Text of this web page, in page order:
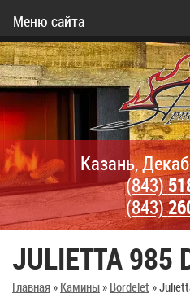
Меню сайта
Казань,
(843)
(843)
JULIETTA 985
Главная» Камины» Bordelet »